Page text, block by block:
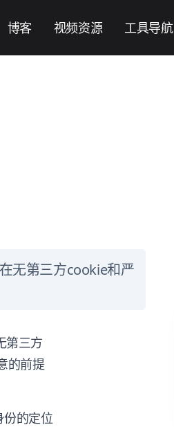
博客 视频资源 工具导航
无第三方cookie和严
第三方
的前提
份的定位